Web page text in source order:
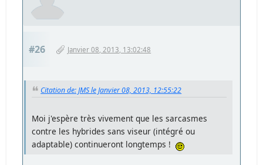
#26 Janvier 08, 2013, 13:02:48
Citation de: JMS le Janvier 08, 2013, 12:55:22
Moi j'espère très vivement que les sarcasmes
contre les hybrides sans viseur (intégré ou
adaptable) continueront longtemps !